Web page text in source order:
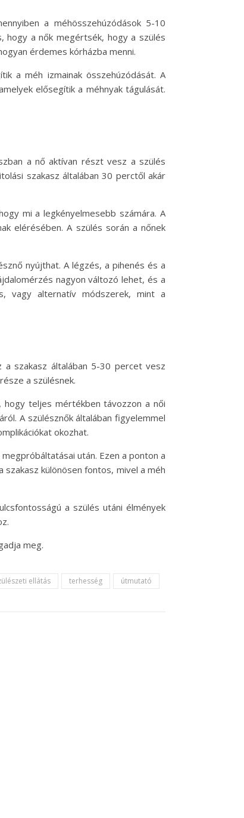
a méhösszehúzódások 5-10
hogy a nők megértsék, hogy a szülés
érdemes kórházba menni.
a méh izmainak összehúzódását. A
elősegítik a méhnyak tágulását.
a nő aktívan részt vesz a szülés
szakasz általában 30 perctől akár
mi a legkényelmesebb számára. A
elérésében. A szülés során a nőnek
nyújthat. A légzés, a pihenés és a
nagyon változó lehet, és a
vagy alternatív módszerek, mint a
a szakasz általában 5-30 percet vesz
a szülésnek.
teljes mértékben távozzon a női
A szülésznők általában figyelemmel
okozhat.
után. Ezen a ponton a
különösen fontos, mivel a méh
a szülés utáni élmények
meg.
ellátás terhesség útmutató